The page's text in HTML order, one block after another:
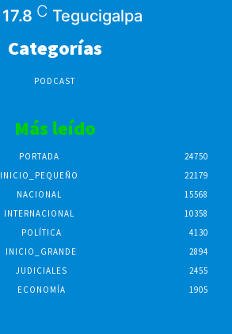
17.8 C Tegucigalpa
Categorías
PODCAST
Más leído
PORTADA
24750
INICIO_PEQUEÑO
22179
NACIONAL
15568
INTERNACIONAL
10358
POLÍTICA
4130
INICIO_GRANDE
2894
JUDICIALES
2455
ECONOMÍA
1905